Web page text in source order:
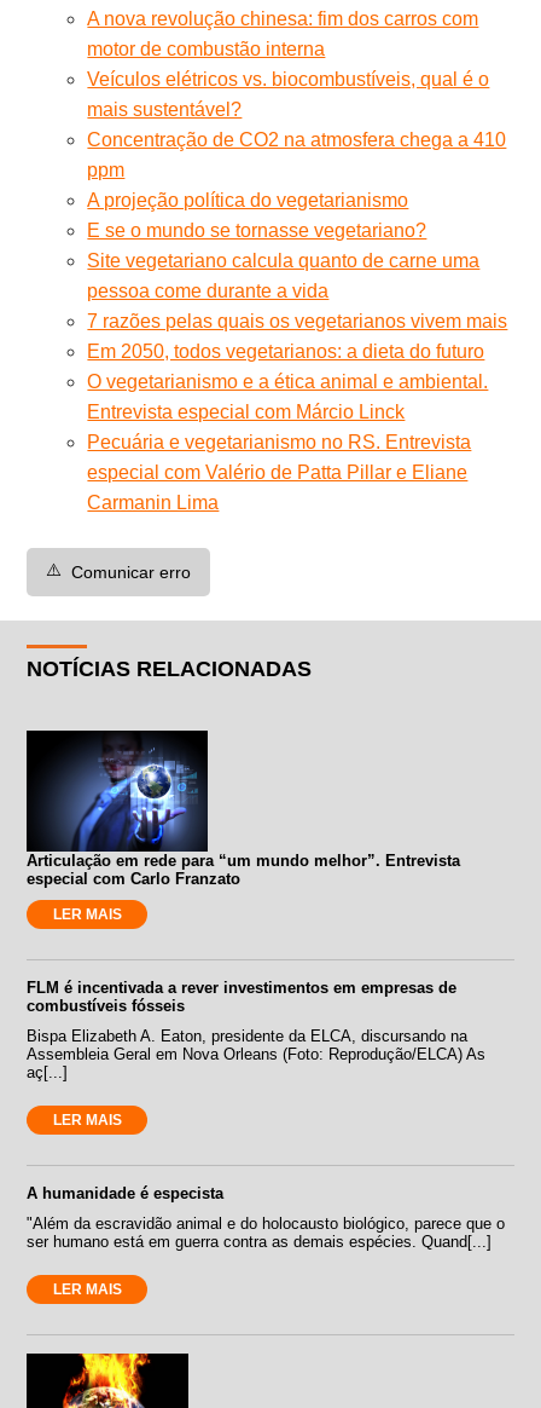
A nova revolução chinesa: fim dos carros com
motor de combustão interna
Veículos elétricos vs. biocombustíveis, qual é o
mais sustentável?
Concentração de CO2 na atmosfera chega a 410
ppm
A projeção política do vegetarianismo
E se o mundo se tornasse vegetariano?
Site vegetariano calcula quanto de carne uma
pessoa come durante a vida
7 razões pelas quais os vegetarianos vivem mais
Em 2050, todos vegetarianos: a dieta do futuro
O vegetarianismo e a ética animal e ambiental.
Entrevista especial com Márcio Linck
Pecuária e vegetarianismo no RS. Entrevista
especial com Valério de Patta Pillar e Eliane
Carmanin Lima
⚠️ Comunicar erro
NOTÍCIAS RELACIONADAS
Articulação em rede para “um mundo melhor”. Entrevista
especial com Carlo Franzato
LER MAIS
FLM é incentivada a rever investimentos em empresas de
combustíveis fósseis
Bispa Elizabeth A. Eaton, presidente da ELCA, discursando na
Assembleia Geral em Nova Orleans (Foto: Reprodução/ELCA) As
aç[...]
LER MAIS
A humanidade é especista
"Além da escravidão animal e do holocausto biológico, parece que o
ser humano está em guerra contra as demais espécies. Quand[...]
LER MAIS